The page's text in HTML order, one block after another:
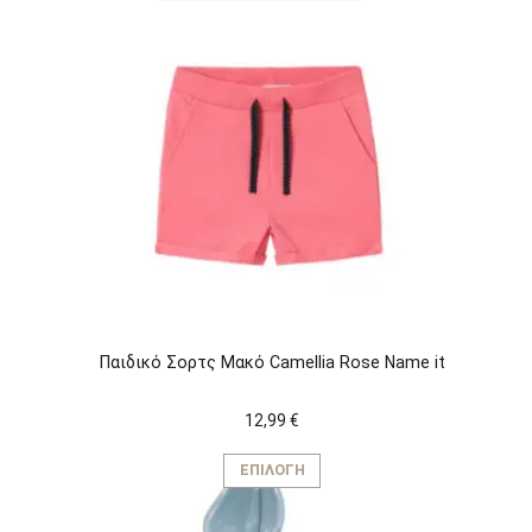
Παιδικό Σορτς Μακό Camellia Rose Name it
12,99 €
ΕΠΙΛΟΓΉ
Αυτό
προϊόν